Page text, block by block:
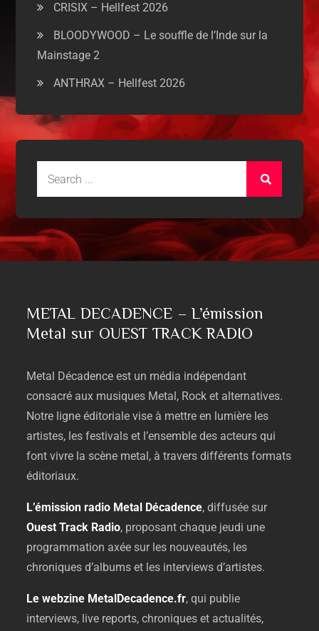
CRISIX – Hellfest 2026
BLOODYWOOD – Le souffle de l’Inde sur la
Mainstage 2
ANTHRAX – Hellfest 2026
METAL DECADENCE – L’émission
Metal sur OUEST TRACK RADIO
Metal Décadenceest un média indépendant
consacré aux musiques Metal, Rocket alternatives.
Notre ligneéditorialevise à mettreen lumière les
artistes, lesfestivalset l’ensembledes acteursqui
fontvivre la scène metal, àtraversdifférentsformats
éditoriaux.
L’émissionradio Metal Décadence,diffusée sur
OuestTrack Radio, proposantchaque jeudi une
programmation axée sur les nouveautés, les
chroniquesd’albumset les interviewsd’artistes.
Lewebzine MetalDecadence.fr,qui publie
interviews, live reports,chroniqueset actualités,